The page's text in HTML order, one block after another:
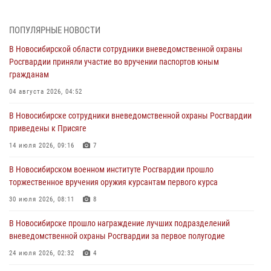
При силовой поддержке бойцов ОМОН и СОБР Росгвардии
пресечена деятельность группы лиц, причастных к мошенничеству
в сфере страхования
В Новосибирске сотрудниками вневедомственной охраны
Росгвардии задержан гражданин, находящийся в розыске
В Новосибирске военнослужащие отряда спецназа «Ермак»
Росгвардии провели занятия по беспарашютному десантированию
В Новосибирске военнослужащие Росгвардии почтили память детей
– жертв войны в Донбассе
ПОПУЛЯРНЫЕ НОВОСТИ
В Новосибирской области сотрудники вневедомственной охраны
Росгвардии приняли участие во вручении паспортов юным
гражданам
04 августа 2026, 04:52
В Новосибирске сотрудники вневедомственной охраны Росгвардии
приведены к Присяге
14 июля 2026, 09:16 7
В Новосибирском военном институте Росгвардии прошло
торжественное вручения оружия курсантам первого курса
30 июля 2026, 08:11 8
В Новосибирске прошло награждение лучших подразделений
вневедомственной охраны Росгвардии за первое полугодие
24 июля 2026, 02:32 4